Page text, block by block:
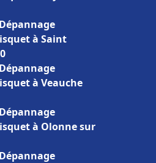
à Saint
à Veauche
à Olonne sur